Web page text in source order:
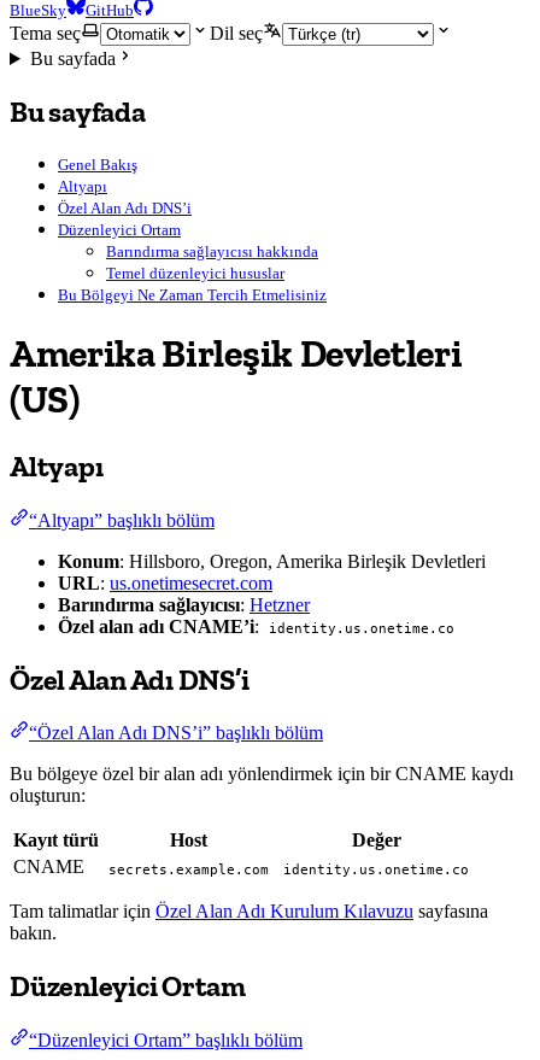
BlueSky GitHub
Tema seç
Dil seç
Bu sayfada
Bu sayfada
Genel Bakış
Altyapı
Özel Alan Adı DNS’i
Düzenleyici Ortam
Barındırma sağlayıcısı hakkında
Temel düzenleyici hususlar
Bu Bölgeyi Ne Zaman Tercih Etmelisiniz
Amerika Birleşik Devletleri
(US)
Altyapı
“Altyapı” başlıklı bölüm
Konum: Hillsboro, Oregon, Amerika Birleşik Devletleri
URL: us.onetimesecret.com
Barındırma sağlayıcısı: Hetzner
Özel alan adı CNAME’i: identity.us.onetime.co
Özel Alan Adı DNS’i
“Özel Alan Adı DNS’i” başlıklı bölüm
Bu bölgeye özel bir alan adı yönlendirmek için bir CNAME kaydı
oluşturun:
Kayıt türü Host
Değer
CNAME
secrets.example.com identity.us.onetime.co
Tam talimatlar için Özel Alan Adı Kurulum Kılavuzu sayfasına
bakın.
Düzenleyici Ortam
“Düzenleyici Ortam” başlıklı bölüm